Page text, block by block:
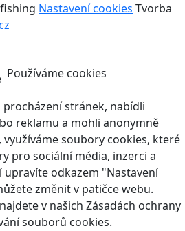
Nastavení cookies Tvorba
Používáme cookies
stránek, nabídli
reklamu a mohli anonymně
soubory cookies, které
pro sociální média, inzerci a
upravíte odkazem "Nastavení
změnit v patičce webu.
v našich Zásadách ochrany
souborů cookies.